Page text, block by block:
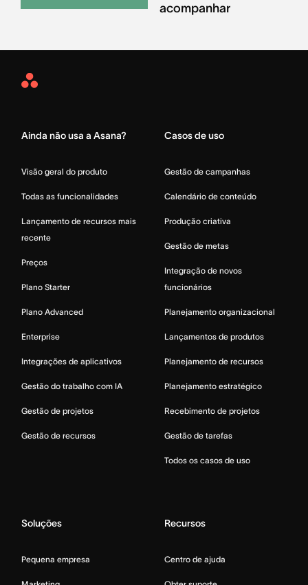
acompanhar
Asana
Ainda não usa a Asana?
Visão geral do produto
Todas as funcionalidades
Lançamento de recursos mais
recente
Preços
Plano Starter
Plano Advanced
Enterprise
Integrações de aplicativos
Gestão do trabalho com IA
Gestão de projetos
Gestão de recursos
Casos de uso
Gestão de campanhas
Calendário de conteúdo
Produção criativa
Gestão de metas
Integração de novos
funcionários
Planejamento organizacional
Lançamentos de produtos
Planejamento de recursos
Planejamento estratégico
Recebimento de projetos
Gestão de tarefas
Todos os casos de uso
Soluções
Pequena empresa
Recursos
Centro de ajuda